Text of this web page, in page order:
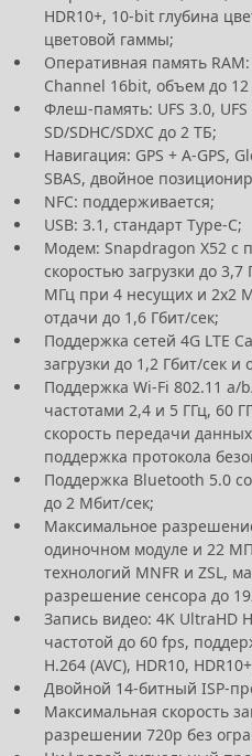
HDR10+, 10-bit глубина
цветовой гаммы;
Оперативная память
Channel 16bit, объем до 12
Флеш-память: UFS 3.0,
SD/SDHC/SDXC до 2 ТБ;
Навигация: GPS + A-GPS,
SBAS, двойное
NFC: поддерживается;
USB: 3.1, стандарт Type-C;
Модем: Snapdragon X52 с
скоростью загрузки до
МГц при 4 несущих и 2x2
отдачи до 1,6 Гбит/сек;
Поддержка сетей 4G LTE
загрузки до 1,2 Гбит/сек
Поддержка Wi-Fi 802.11
частотами 2,4 и 5 ГГц, 60
скорость передачи
поддержка протокола
Поддержка Bluetooth 5.0
до 2 Мбит/сек;
Максимальное
одиночном модуле и 22
технологий MNFR и ZSL,
разрешение сенсора до
Запись видео: 4K UltraHD
частотой до 60 fps,
H.264 (AVC), HDR10,
Двойной 14-битный ISP-
Максимальная скорость
разрешении 720p без